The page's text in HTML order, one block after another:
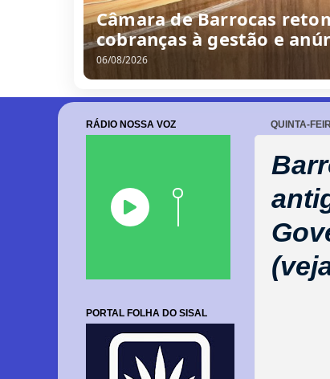
Câmara de Barrocas
cobranças à gestão e
06/08/2026
QUINTA-
RÁDIO NOSSA VOZ
PORTAL FOLHA DO SISAL